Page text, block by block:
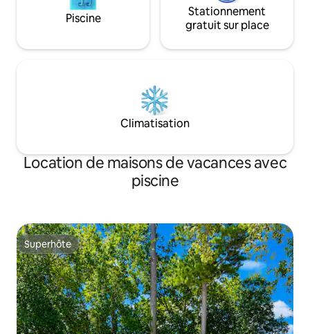
Piscine
Stationnement
gratuit sur place
Climatisation
Location de maisons de vacances avec
piscine
Superhôte
Superhôte